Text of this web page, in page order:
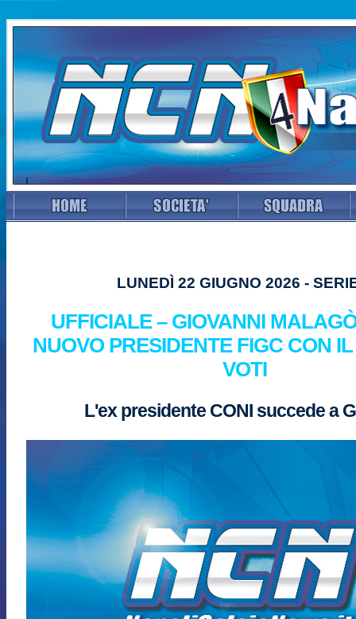
LUNEDÌ 22 GIUGNO 2026 -
UFFICIALE – GIOVANNI
NUOVO PRESIDENTE FIGC CON
VOTI
L'ex presidente CONI succede a